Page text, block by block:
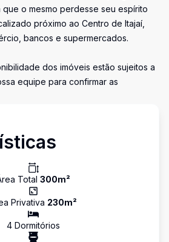
o mesmo perdesse seu espírito
próximo ao Centro de Itajaí,
bancos e supermercados.
dos imóveis estão sujeitos a
equipe para confirmar as
Total 300m²
Privativa 230m²
4 Dormitórios